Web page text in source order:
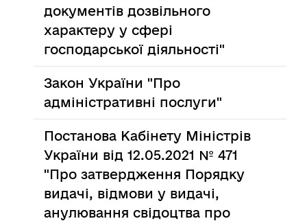
документів дозвільного
характеру у сфері
господарської діяльності"
Закон України "Про
адміністративні послуги"
Постанова Кабінету Міністрів
України від 12.05.2021 № 471
"Про затвердження Порядку
видачі, відмови у видачі,
анулювання свідоцтва про